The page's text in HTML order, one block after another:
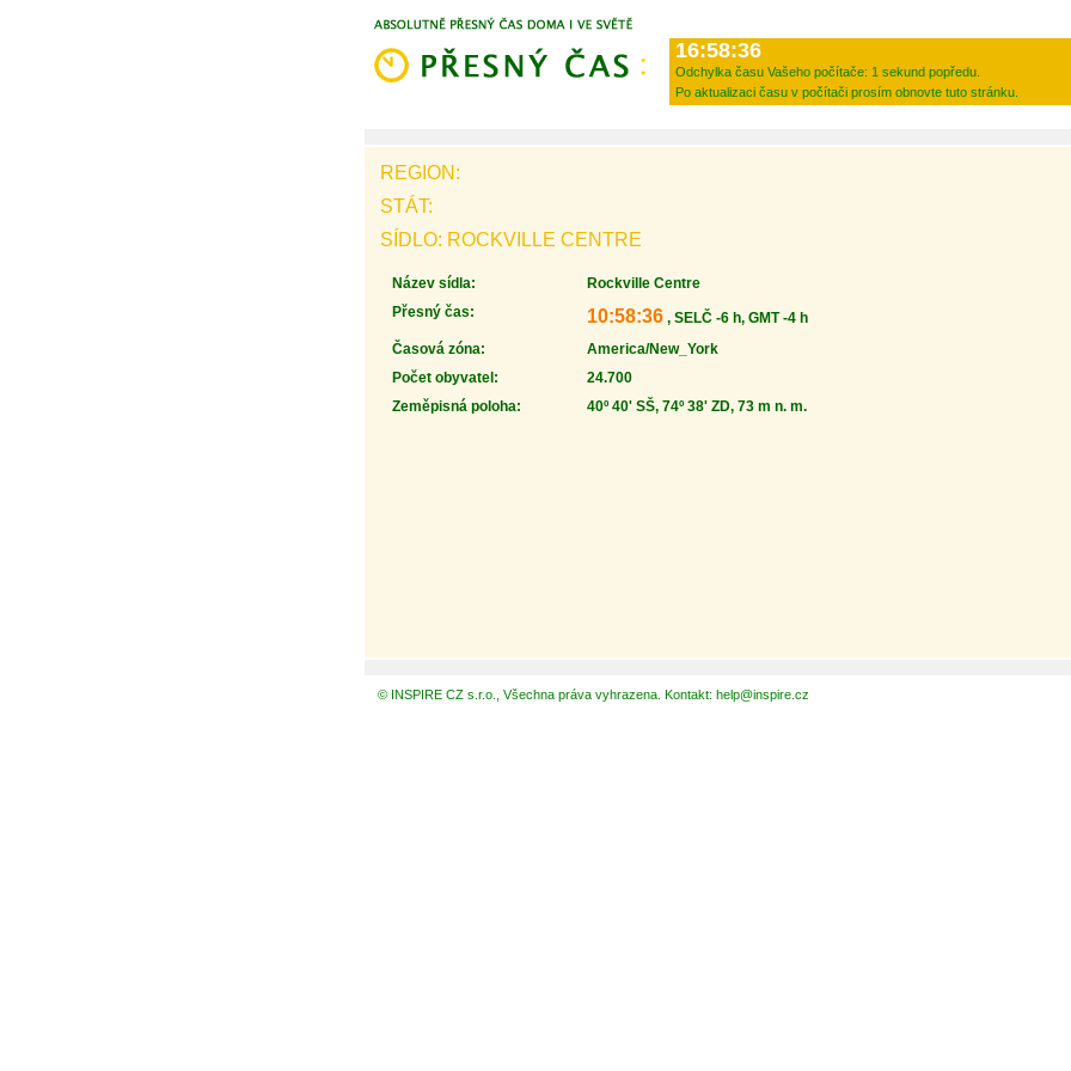
16:58:36
Odchylka času Vašeho počítače: 1 sekund popředu.
Po aktualizaci času v počítači prosím obnovte tuto stránku.
REGION:
STÁT:
SÍDLO: ROCKVILLE CENTRE
Název sídla:
Rockville Centre
Přesný čas:
10:58:36 , SELČ -6 h, GMT -4 h
Časová zóna:
America/New_York
Počet obyvatel:
24.700
Zeměpisná poloha:
40º 40' SŠ, 74º 38' ZD, 73 m n. m.
© INSPIRE CZ s.r.o., Všechna práva vyhrazena. Kontakt: help@inspire.cz